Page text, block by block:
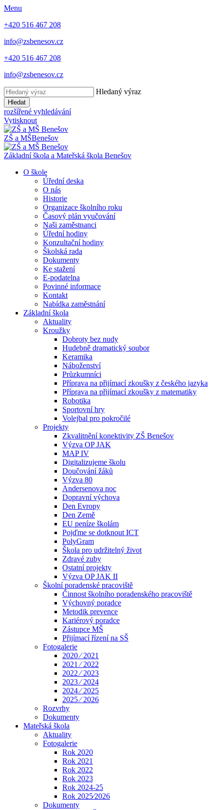
Menu
+420 516 467 208
info@zsbenesov.cz
+420 516 467 208
info@zsbenesov.cz
Hledaný výraz
Hledat
rozšířené vyhledávání
Vytisknout
ZŠ a MŠBenešov
Základní škola a Mateřská škola Benešov
O škole
Úřední deska
O nás
Historie
Organizace školního roku
Časový plán vyučování
Naši zaměstnanci
Úřední hodiny
Konzultační hodiny
Školská rada
Dokumenty
Ke stažení
E-podatelna
Povinné informace
Kontakt
Nabídka zaměstnání
Základní škola
Aktuality
Kroužky
Dobroty bez nudy
Hudebně dramatický soubor
Keramika
Náboženství
Průzkumníci
Příprava na přijímací zkoušky z českého jazyka
Příprava na přijímací zkoušky z matematiky
Robotika
Sportovní hry
Volejbal pro pokročilé
Projekty
Zkvalitnění konektivity ZŠ Benešov
Výzva OP JAK
MAP IV
Digitalizujeme školu
Doučování žáků
Výzva 80
Andersenova noc
Dopravní výchova
Den Evropy
Den Země
EU peníze školám
Pojďme se dotknout ICT
PolyGram
Škola pro udržitelný život
Zdravé zuby
Ostatní projekty
Výzva OP JAK II
Školní poradenské pracoviště
Činnost školního poradenského pracoviště
Výchovný poradce
Metodik prevence
Kariérový poradce
Zástupce MŠ
Přijímací řízení na SŠ
Fotogalerie
2020 ⁄ 2021
2021 ⁄ 2022
2022 ⁄ 2023
2023 ⁄ 2024
2024 ⁄ 2025
2025 ⁄ 2026
Rozvrhy
Dokumenty
Mateřská škola
Aktuality
Fotogalerie
Rok 2020
Rok 2021
Rok 2022
Rok 2023
Rok 2024-25
Rok 2025⁄2026
Dokumenty